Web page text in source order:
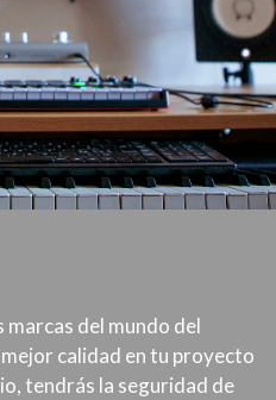
del mundo del
calidad en tu proyecto
tendrás la seguridad de